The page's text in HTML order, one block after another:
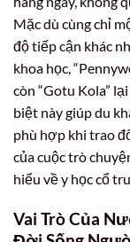
Mặc dù cùng chỉ
độ tiếp cận khác
khoa học,
còn “Gotu Kola”
biệt này giúp du
phù hợp khi trao
của cuộc trò
hiểu về y học cổ
Vai Trò Của